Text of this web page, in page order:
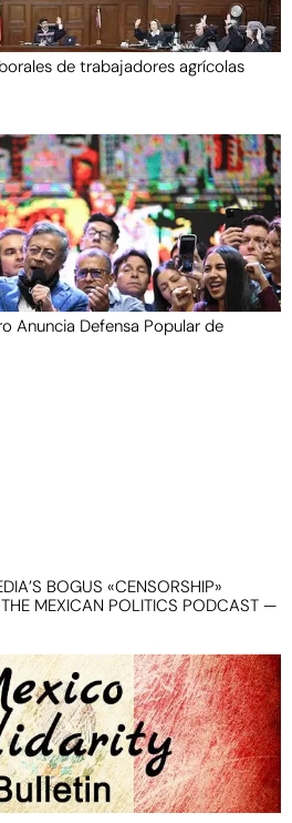
de trabajadores agrícolas
Anuncia Defensa Popular de
BOGUS «CENSORSHIP»
MEXICAN POLITICS PODCAST —